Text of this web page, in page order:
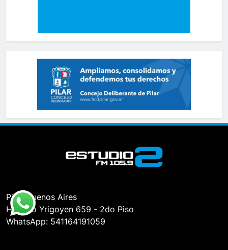
Pilar, Buenos Aires
Hipólito Yrigoyen 659 - 2do Piso
WhatsApp: 541164191059